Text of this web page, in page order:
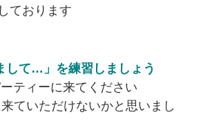
ております
して…」を練習しましょう
ティーに来てください
ていただけないかと思いまし